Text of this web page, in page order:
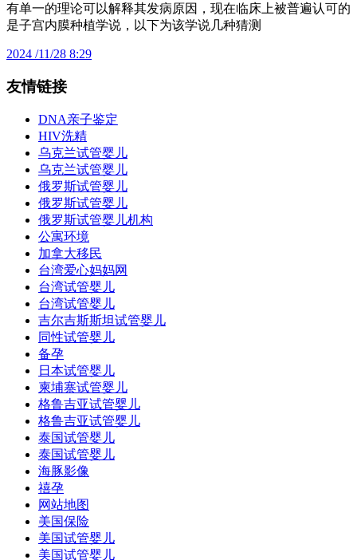
有单一的理论可以解释其发病原因，现在临床上被普遍认可的
是子宫内膜种植学说，以下为该学说几种猜测
2024 /11/28 8:29
友情链接
DNA亲子鉴定
HIV洗精
乌克兰试管婴儿
乌克兰试管婴儿
俄罗斯试管婴儿
俄罗斯试管婴儿
俄罗斯试管婴儿机构
公寓环境
加拿大移民
台湾爱心妈妈网
台湾试管婴儿
台湾试管婴儿
吉尔吉斯斯坦试管婴儿
同性试管婴儿
备孕
日本试管婴儿
柬埔寨试管婴儿
格鲁吉亚试管婴儿
格鲁吉亚试管婴儿
泰国试管婴儿
泰国试管婴儿
海豚影像
禧孕
网站地图
美国保险
美国试管婴儿
美国试管婴儿